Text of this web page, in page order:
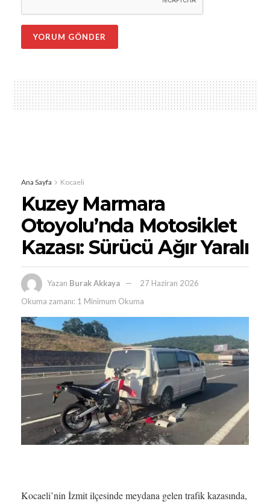
Ana Sayfa Kocaeli
Kuzey Marmara
Otoyolu’nda Motosiklet
Kazası: Sürücü Ağır Yaralı
Yazan Burak Akkaya
27 Haziran 2026
Okuma zamanı: 1 Minimum Okuma
Kocaeli’nin İzmit ilçesinde meydana gelen trafik kazasında,